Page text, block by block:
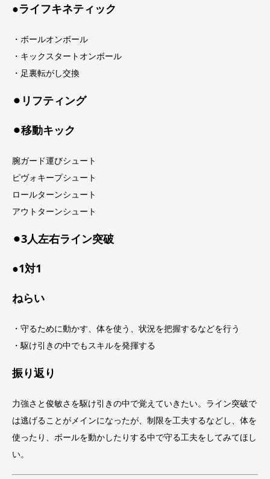
●ライフキネティック
・ボールオンボール
・キックスタートオンボール
・足裏転がし交換
⚫︎リフティング
⚫︎移動キック
腕ガード運びシュート
ピヴォキープシュート
ロールターンシュート
アウトターンシュート
⚫︎3人左右ライン突破
●1対1
ねらい
・守るために動かす、体を使う、状況を把握するなどを行う
・駆け引きの中でもスキルを発揮する
振り返り
力強さと俊敏さを駆け引きの中で覚えていきたい。ライン突破で
は逃げることがメインになったが、制限を工夫するなどし、体を
使ったり、ボールを動かしたりする中で守る工夫をしてみてほし
い。